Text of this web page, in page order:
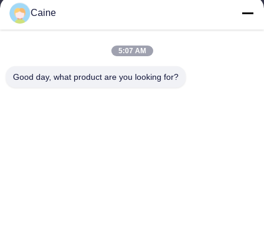
Η διεύθυνσή μας
429, Κτίριο Α10, Λιμάνι Πληροφοριών Fuhai, κοινότητα Xinhe,
Caine
5:07 AM
Good day, what product are you looking for?